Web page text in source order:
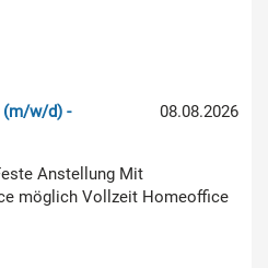
08.08.2026
(m/w/d) -
Anstellung Mit
möglich Vollzeit Homeoffice